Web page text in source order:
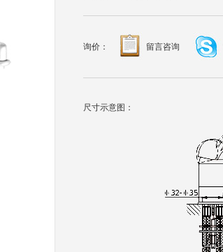
询价： 留言咨询
尺寸示意图：